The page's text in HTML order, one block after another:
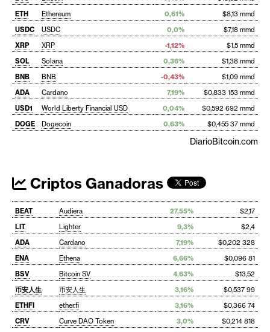
ETH
Ethereum 0,61%
$8,13 mmd
USDC
USDC 0,0%
$7,18 mmd
XRP
XRP -1,12%
$1,5 mmd
SOL
Solana 0,36%
$1,38 mmd
BNB
BNB -0,43%
$1,09 mmd
ADA
Cardano 7,19%
$0,833 153 mmd
USD1
World Liberty Financial USD 0,04%
$0,592 692 mmd
DOGE
Dogecoin 0,63% $0,455 37 mmd
DiarioBitcoin.com
Criptos Ganadoras
BEAT Audiera 27,55%
$2,17
LIT
Lighter 9,3%
$2,4
ADA
Cardano 7,19%
$0,202 328
ENA
Ethena 6,66%
$0,096 81
BSV
Bitcoin SV 4,63%
$13,52
币安人生
币安人生 3,16%
$0,537 99
ETHFI
ether.fi 3,16%
$0,366 74
CRV
Curve DAO Token 3,0%
$0,214 818